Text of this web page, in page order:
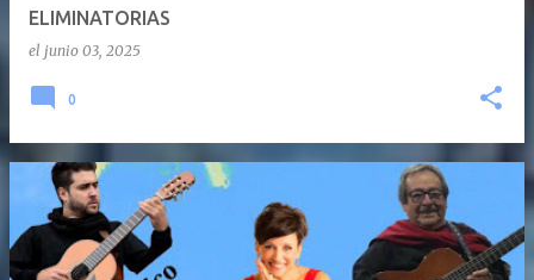
ELIMINATORIAS
el junio 03, 2025
0